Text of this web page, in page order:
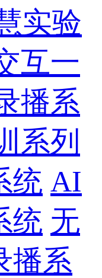
实验
互一
播系
系列
统 AI
统 无
播系